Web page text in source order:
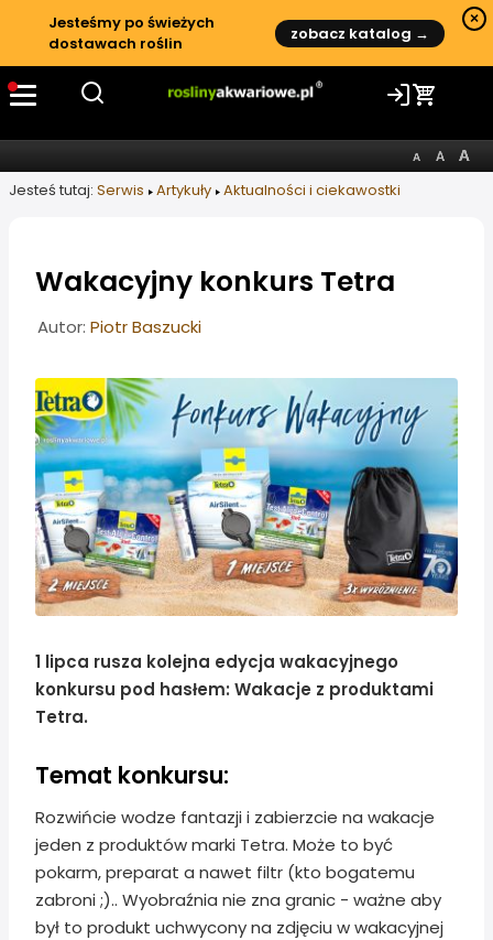
Jesteśmy po świeżych
dostawach roślin
zobacz katalog →
×
Jesteś tutaj: Serwis Artykuły Aktualności i ciekawostki
Wakacyjny konkurs Tetra
Informacje o artykule
Autor: Piotr Baszucki
1 lipca rusza kolejna edycja wakacyjnego
konkursu pod hasłem: Wakacje z produktami
Tetra.
Temat konkursu:
Rozwińcie wodze fantazji i zabierzcie na wakacje
jeden z produktów marki Tetra. Może to być
pokarm, preparat a nawet filtr (kto bogatemu
zabroni ;).. Wyobraźnia nie zna granic - ważne aby
był to produkt uchwycony na zdjęciu w wakacyjnej